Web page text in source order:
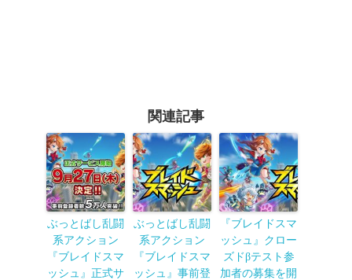
関連記事
ぶっとばし乱闘
系アクション
『ブレイドスマ
ッシュ』正式サ
ぶっとばし乱闘
系アクション
『ブレイドスマ
ッシュ』事前登
『ブレイドスマ
ッシュ』クロー
ズドβテスト参
加者の募集を開